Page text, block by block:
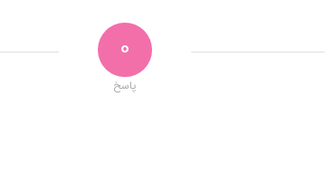
0
پاسخ